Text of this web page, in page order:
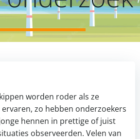
worden roder als ze
zo hebben onderzoekers
hennen in prettige of juist
observeerden. Velen van